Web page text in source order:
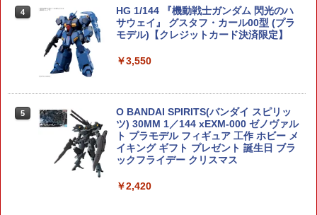
4
HG 1/144 『機動戦士ガンダム 閃光のハ
サウェイ』 グスタフ・カール00型 (プラ
モデル)【クレジットカード決済限定】
￥3,550
5
O BANDAI SPIRITS(バンダイ スピリッ
ツ) 30MM 1／144 xEXM-000 ゼノヴァル
ト プラモデル フィギュア 工作 ホビー メ
イキング ギフト プレゼント 誕生日 ブラ
ックフライデー クリスマス
￥2,420